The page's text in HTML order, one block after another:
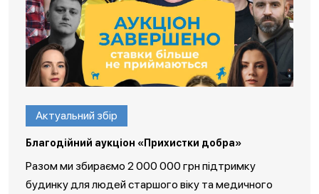
Актуальний збір
Благодійний аукціон «Прихистки добра»
Разом ми збираємо 2 000 000 грн підтримку
будинку для людей старшого віку та медичного